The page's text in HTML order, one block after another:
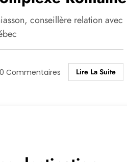
conseillère relation avec
0 Commentaires Lire La Suite